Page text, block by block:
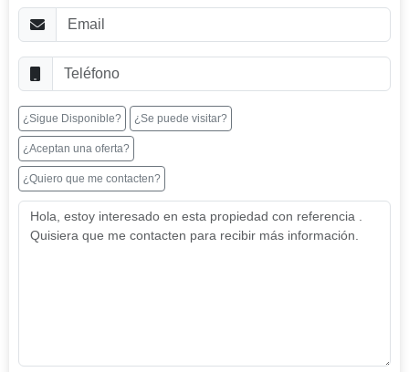
¿Sigue Disponible? ¿Se puede visitar?
¿Aceptan una oferta?
¿Quiero que me contacten?